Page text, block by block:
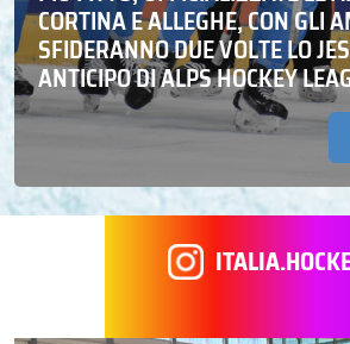
CORTINA E ALLEGHE, CON GLI
SFIDERANNO DUE VOLTE LO
ANTICIPO DI ALPS HOCKEY